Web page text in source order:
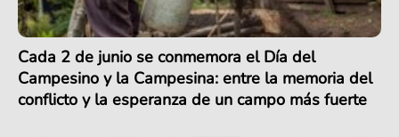
Cada 2 de junio se conmemora el Día del
Campesino y la Campesina: entre la memoria del
conflicto y la esperanza de un campo más fuerte